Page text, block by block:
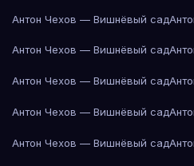
Антон Чехов — Вишнёвый сад
Антон Чехов — Вишнёвый сад
Антон Чехов — Вишнёвый сад
Антон Чехов — Вишнёвый сад
Антон Чехов — Вишнёвый сад